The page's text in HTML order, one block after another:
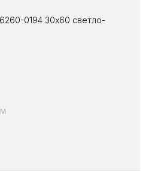
0194 30х60 светло-